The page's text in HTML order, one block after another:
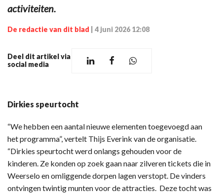
activiteiten.
De redactie van dit blad 4 juni 2026 12:08
Deel dit artikel via
social media
Dirkies speurtocht
“We hebben een aantal nieuwe elementen toegevoegd aan
het programma”, vertelt Thijs Everink van de organisatie.
“Dirkies speurtocht werd onlangs gehouden voor de
kinderen. Ze konden op zoek gaan naar zilveren tickets die in
Weerselo en omliggende dorpen lagen verstopt. De vinders
ontvingen twintig munten voor de attracties. Deze tocht was